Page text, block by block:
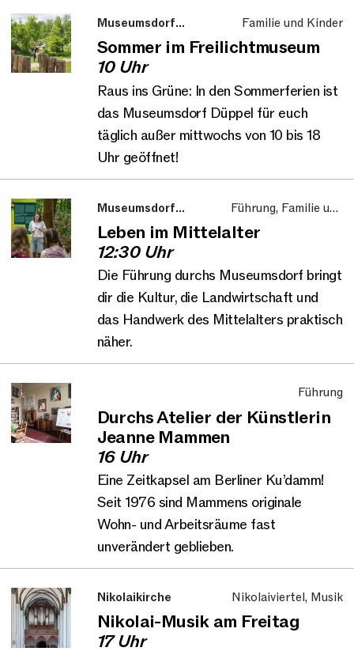
Museumsdorf
Düppel
Familie und Kinder
Sommer im Freilichtmuseum
10 Uhr
Raus ins Grüne: In den Sommerferien ist
das Museumsdorf Düppel für euch
täglich außer mittwochs von 10 bis 18
Uhr geöffnet!
Museumsdorf
Düppel
Führung, Familie und
Leben im Mittelalter
12:30 Uhr
Die Führung durchs Museumsdorf bringt
dir die Kultur, die Landwirtschaft und
das Handwerk des Mittelalters praktisch
näher.
Führung
Durchs Atelier der Künstlerin
Jeanne Mammen
16 Uhr
Eine Zeitkapsel am Berliner Ku’damm!
Seit 1976 sind Mammens originale
Wohn- und Arbeitsräume fast
unverändert geblieben.
Nikolaikirche Nikolaiviertel, Musik
Nikolai-Musik am Freitag
17 Uhr